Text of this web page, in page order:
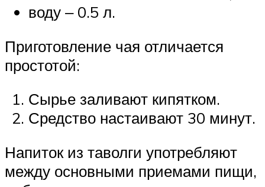
воду ‒ 0.5 л.
Приготовление чая отличается
простотой:
Сырье заливают кипятком.
Средство настаивают 30 минут.
Напиток из таволги употребляют
между основными приемами пищи,